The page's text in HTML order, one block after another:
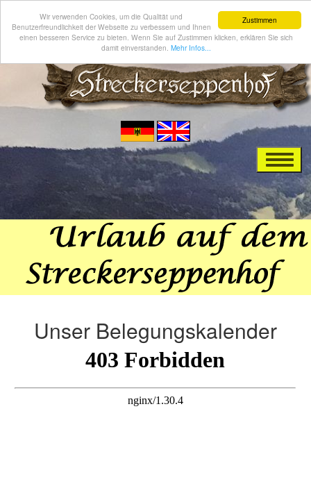
Zustimmen
Wir verwenden Cookies, um die Qualität und
Benutzerfreundlichkeit der Webseite zu verbessern und Ihnen
einen besseren Service zu bieten. Wenn Sie auf Zustimmen klicken, erklären Sie sich
damit einverstanden. Mehr Infos...
Unser Belegungskalender